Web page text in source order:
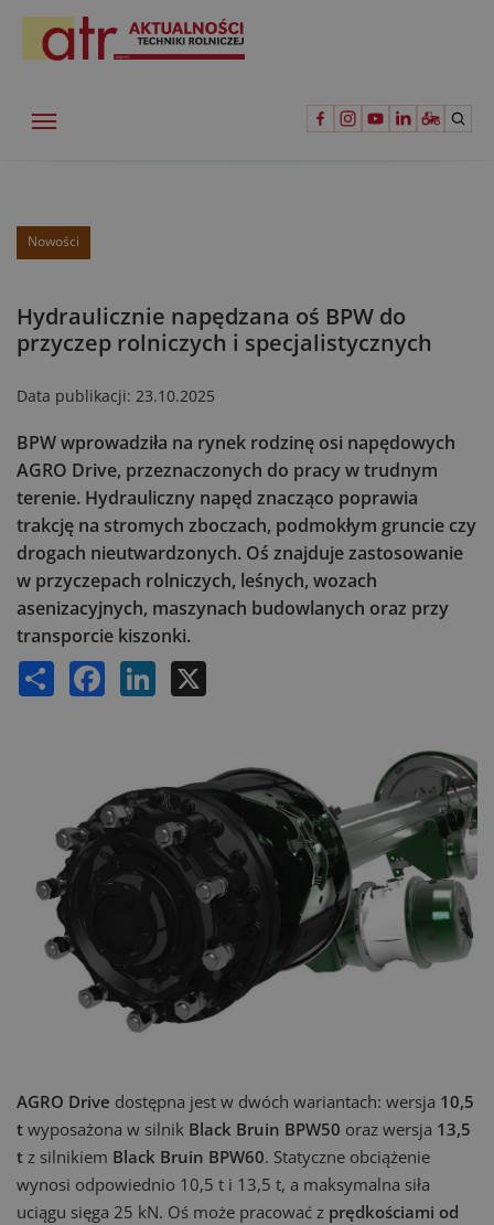
Nowości
Hydraulicznie napędzana oś BPW do
przyczep rolniczych i specjalistycznych
Data publikacji: 23.10.2025
BPW wprowadziła na rynek rodzinę osi napędowych
AGRO Drive, przeznaczonych do pracy w trudnym
terenie. Hydrauliczny napęd znacząco poprawia
trakcję na stromych zboczach, podmokłym gruncie czy
drogach nieutwardzonych. Oś znajduje zastosowanie
w przyczepach rolniczych, leśnych, wozach
asenizacyjnych, maszynach budowlanych oraz przy
transporcie kiszonki.
Share Facebook LinkedIn
AGRO Drive dostępna jest w dwóch wariantach: wersja 10,5
t wyposażona w silnik Black Bruin BPW50 oraz wersja 13,5
t z silnikiem Black Bruin BPW60. Statyczne obciążenie
wynosi odpowiednio 10,5 t i 13,5 t, a maksymalna siła
uciągu sięga 25 kN. Oś może pracować z prędkościami od